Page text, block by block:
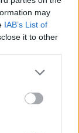
may
IAB’s List of
it to other